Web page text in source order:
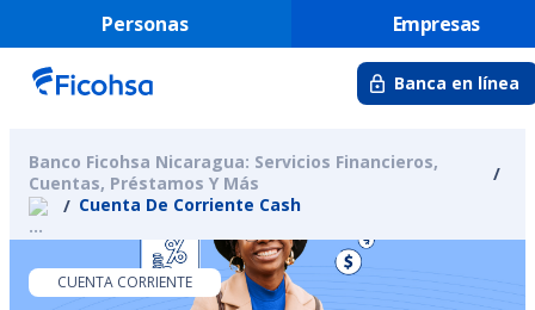
Personas Empresas
Banca en línea
Banco Ficohsa Nicaragua: Servicios Financieros,
Cuentas, Préstamos Y Más
Cuenta De Corriente Cash
CUENTA CORRIENTE